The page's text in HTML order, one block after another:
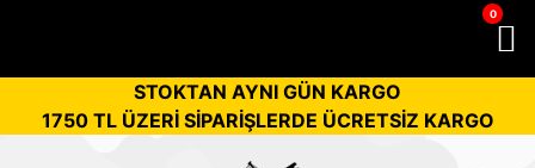
0
STOKTAN AYNI GÜN KARGO
1750 TL ÜZERİ SİPARİŞLERDE ÜCRETSİZ KARGO